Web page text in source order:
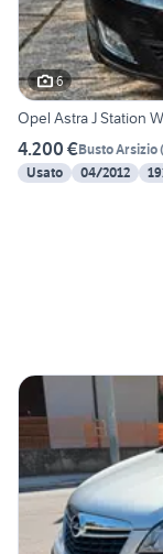
6
Opel Astra J Station
4.200 €Busto Arsizio(
Usato
04/2012